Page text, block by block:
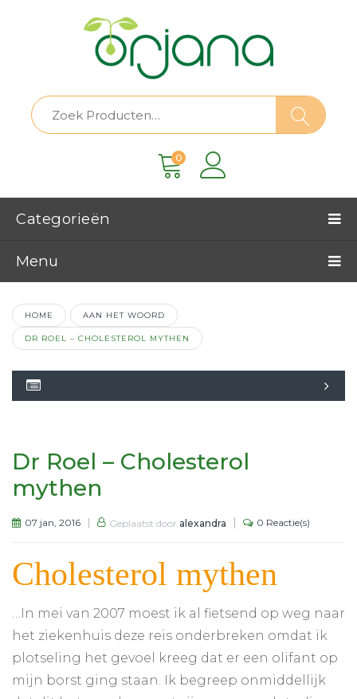
0
Categorieën
Menu
HOME AAN HET WOORD
DR ROEL – CHOLESTEROL MYTHEN
Dr Roel – Cholesterol
mythen
07 jan, 2016 Geplaatst door alexandra 0 Reactie(s)
Cholesterol mythen
…In mei van 2007 moest ik al fietsend op weg naar
het ziekenhuis deze reis onderbreken omdat ik
plotseling het gevoel kreeg dat er een olifant op
mijn borst ging staan. Ik begreep onmiddellijk